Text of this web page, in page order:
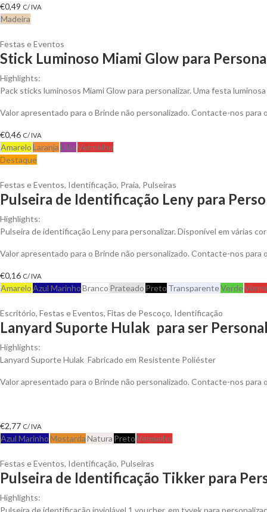
€0,49 C/ IVA
Madeira
Festas e Eventos
Stick Luminoso Miami Glow para
Highlights:
Pack sticks luminosos Miami Glow para personalizar. Uma festa
Valor apresentado para o Brinde não personalizado. Contacte-nos
€0,46 C/ IVA
AmareloLaranja LilásVermelho
Destaque
Festas e Eventos, Identificação, Praia, Pulseiras
Pulseira de Identificação Leny para
Highlights:
Pulseira de identificação Leny para personalizar. Disponível em várias
Valor apresentado para o Brinde não personalizado. Contacte-nos
€0,16 C/ IVA
AmareloAzul MarinhoBranco Prateado Preto TransparenteVerde
Escritório, Festas e Eventos, Fitas de Pescoço, Identificação
Lanyard Suporte Hulak para ser
Highlights:
Lanyard Suporte Hulak Fabricado em Resistente Poliéster
Valor apresentado para o Brinde não personalizado. Contacte-nos
€2,77 C/ IVA
Azul MarinhoMostardaNatura PretoVermelho
Festas e Eventos, Identificação, Pulseiras
Pulseira de Identificação Tikker para
Highlights:
Pulseira de identificação inviolável 1 voucher, em tyvek para